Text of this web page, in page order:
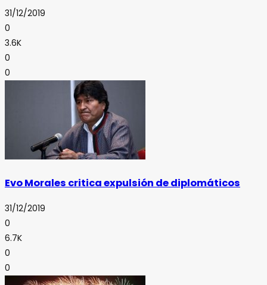
31/12/2019
0
3.6K
0
0
Evo Morales critica expulsión de diplomáticos
31/12/2019
0
6.7K
0
0